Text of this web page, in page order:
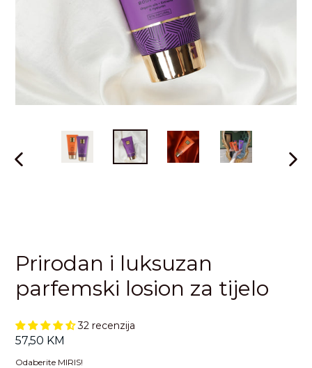
Prirodan i luksuzan
parfemski losion za tijelo
32 recenzija
Standardna
cijena
57,50 KM
Odaberite MIRIS!